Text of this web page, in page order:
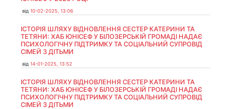
від 10-02-2025, 13:06
ІСТОРІЯ ШЛЯХУ ВІДНОВЛЕННЯ СЕСТЕР КАТЕРИНИ ТА
ТЕТЯНИ: ХАБ ЮНІСЕФ У БІЛОЗЕРСЬКІЙ ГРОМАДІ НАДАЄ
ПСИХОЛОГІЧНУ ПІДТРИМКУ ТА СОЦІАЛЬНИЙ СУПРОВІД
СІМЕЙ З ДІТЬМИ
від 14-01-2025, 13:52
ІСТОРІЯ ШЛЯХУ ВІДНОВЛЕННЯ СЕСТЕР КАТЕРИНИ ТА
ТЕТЯНИ: ХАБ ЮНІСЕФ У БІЛОЗЕРСЬКІЙ ГРОМАДІ НАДАЄ
ПСИХОЛОГІЧНУ ПІДТРИМКУ ТА СОЦІАЛЬНИЙ СУПРОВІД
СІМЕЙ З ДІТЬМИ